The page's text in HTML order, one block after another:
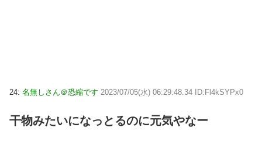
24: 名無しさん＠恐縮です 2023/07/05(水) 06:29:48.34 ID:Fl4kSYPx0
干物みたいになっとるのに元気やなー